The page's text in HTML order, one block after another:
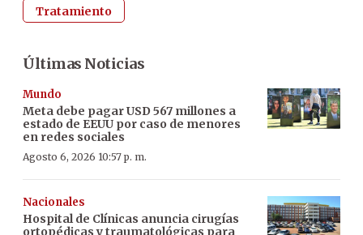
Tratamiento
Últimas Noticias
Mundo
Meta debe pagar USD 567 millones a
estado de EEUU por caso de menores
en redes sociales
Agosto 6, 2026 10:57 p. m.
Nacionales
Hospital de Clínicas anuncia cirugías
ortopédicas y traumatológicas para